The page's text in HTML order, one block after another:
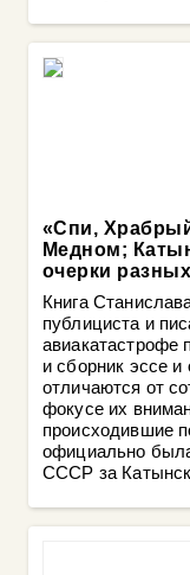
«Спи,
Медном;
очерки
Книга
публициста и
авиакатастрофе
и сборник эссе
отличаются от
фокусе их
происходившие
официально
СССР за